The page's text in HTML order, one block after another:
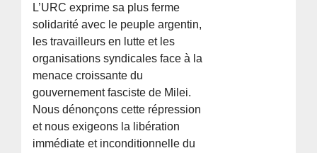
L’URC exprime sa plus ferme
solidarité avec le peuple argentin,
les travailleurs en lutte et les
organisations syndicales face à la
menace croissante du
gouvernement fasciste de Milei.
Nous dénonçons cette répression
et nous exigeons la libération
immédiate et inconditionnelle du